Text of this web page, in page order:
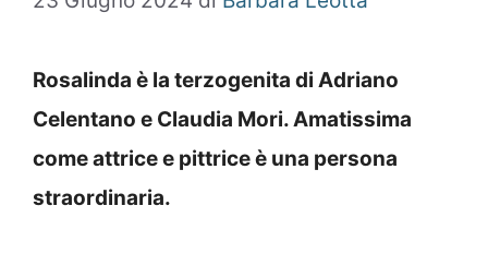
Rosalinda è la terzogenita di Adriano
Celentano e Claudia Mori. Amatissima
come attrice e pittrice è una persona
straordinaria.